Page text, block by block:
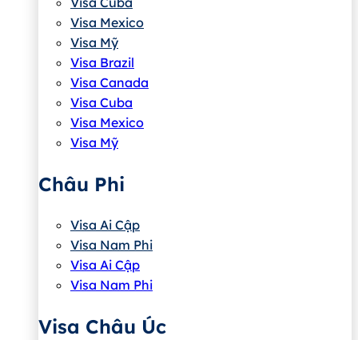
Visa Mexico
Visa Mỹ
Visa Brazil
Visa Canada
Visa Cuba
Visa Mexico
Visa Mỹ
Châu Phi
Visa Ai Cập
Visa Nam Phi
Visa Ai Cập
Visa Nam Phi
Visa Châu Úc